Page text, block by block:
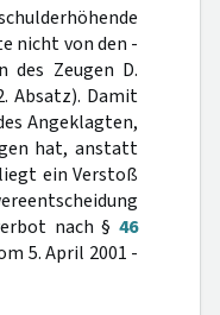
nicht von den -
des Zeugen D.
Absatz). Damit
Angeklagten,
hat, anstatt
ein Verstoß
nach § 46
5. April 2001 -